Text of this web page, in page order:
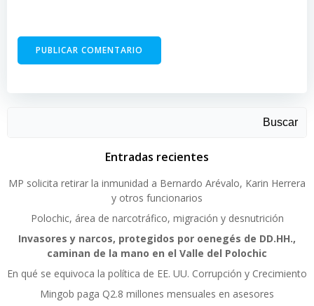
Buscar
Entradas recientes
MP solicita retirar la inmunidad a Bernardo Arévalo, Karin Herrera
y otros funcionarios
Polochic, área de narcotráfico, migración y desnutrición
Invasores y narcos, protegidos por oenegés de DD.HH.,
caminan de la mano en el Valle del Polochic
En qué se equivoca la política de EE. UU. Corrupción y Crecimiento
Mingob paga Q2.8 millones mensuales en asesores